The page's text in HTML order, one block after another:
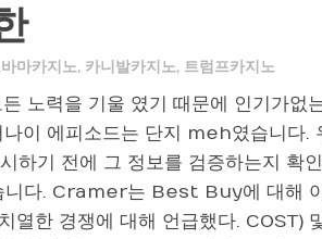
마카지노, 카니발카지노, 트럼프카지노
노력을 기울 였기 때문에 인기가없
이 에피소드는 단지 meh였습니다.
하기 전에 그 정보를 검증하는지 확인
니다. Cramer는 Best Buy에 대해
한 경쟁에 대해 언급했다. COST)